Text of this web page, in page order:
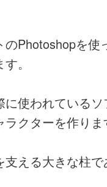
Photoshopを使
。
使われている
ラクターを作り
える大きな柱